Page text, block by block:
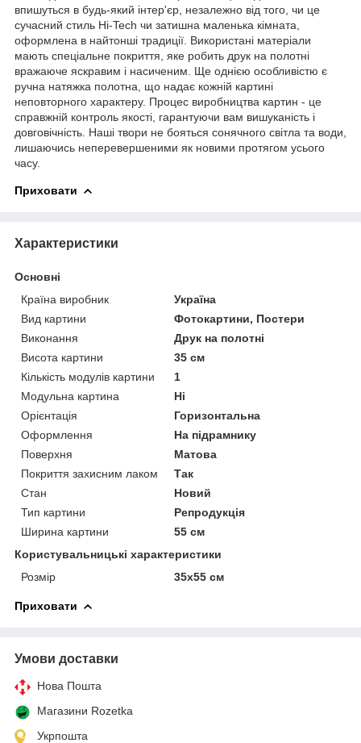
впишуться в будь-який інтер'єр, незалежно від того, чи це
сучасний стиль Hi-Tech чи затишна маленька кімната,
оформлена в найтонші традиції. Використані матеріали
мають спеціальне покриття, яке робить друк на полотні
вражаюче яскравим і насиченим. Ще однією особливістю є
ручна натяжка полотна, що надає кожній картині
неповторного характеру. Процес виробництва картин - це
справжній контроль якості, гарантуючи вам вишуканість і
довговічність. Наші твори не бояться сонячного світла та води,
лишаючись неперевершеними як новими протягом усього
часу.
Приховати
Характеристики
Основні
Країна виробник
Україна
Вид картини
Фотокартини, Постери
Виконання
Друк на полотні
Висота картини
35 см
Кількість модулів картини
1
Модульна картина
Ні
Орієнтація
Горизонтальна
Оформлення
На підрамнику
Поверхня
Матова
Покриття захисним лаком
Так
Стан
Новий
Тип картини
Репродукція
Ширина картини
55 см
Користувальницькі характеристики
Розмір
35х55 см
Приховати
Умови доставки
Нова Пошта
Магазини Rozetka
Укрпошта